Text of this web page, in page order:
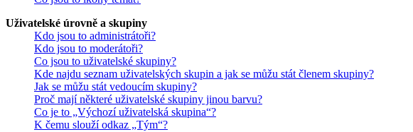
Uživatelské úrovně a skupiny
Kdo jsou to administrátoři?
Kdo jsou to moderátoři?
Co jsou to uživatelské skupiny?
Kde najdu seznam uživatelských skupin a jak se můžu stát členem skupiny?
Jak se můžu stát vedoucím skupiny?
Proč mají některé uživatelské skupiny jinou barvu?
Co je to „Výchozí uživatelská skupina“?
K čemu slouží odkaz „Tým“?